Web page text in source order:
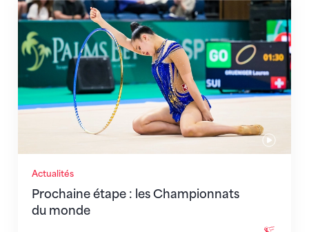
Actualités
Prochaine étape : les Championnats
du monde
Prochaine étape : les Championnats du monde